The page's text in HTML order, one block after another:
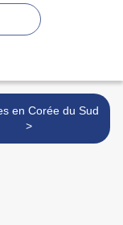
en Corée du Sud
>